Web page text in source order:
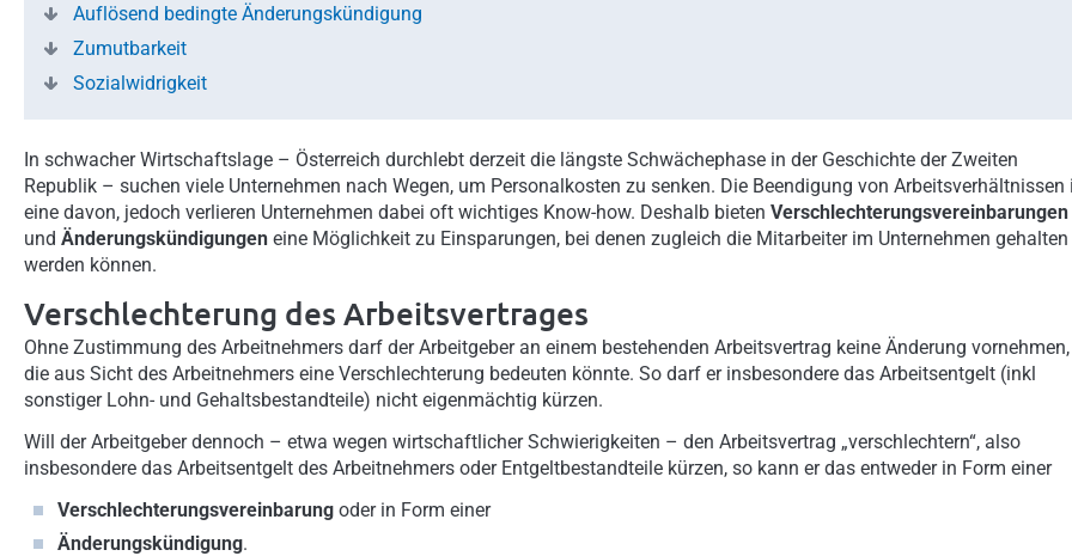
Auflösend bedingte Änderungskündigung
Zumutbarkeit
Sozialwidrigkeit
In schwacher Wirtschaftslage – Österreich durchlebt derzeit die längste Schwächephase in der Geschichte der Zweiten
Republik – suchen viele Unternehmen nach Wegen, um Personalkosten zu senken. Die Beendigung von Arbeitsverhältnissen
eine davon, jedoch verlieren Unternehmen dabei oft wichtiges Know-how. Deshalb bieten Verschlechterungsvereinbarungen
und Änderungskündigungen eine Möglichkeit zu Einsparungen, bei denen zugleich die Mitarbeiter im Unternehmen gehalten
werden können.
Verschlechterung des Arbeitsvertrages
Ohne Zustimmung des Arbeitnehmers darf der Arbeitgeber an einem bestehenden Arbeitsvertrag keine Änderung vornehmen,
die aus Sicht des Arbeitnehmers eine Verschlechterung bedeuten könnte. So darf er insbesondere das Arbeitsentgelt (inkl
sonstiger Lohn- und Gehaltsbestandteile) nicht eigenmächtig kürzen.
Will der Arbeitgeber dennoch – etwa wegen wirtschaftlicher Schwierigkeiten – den Arbeitsvertrag „verschlechtern“, also
insbesondere das Arbeitsentgelt des Arbeitnehmers oder Entgeltbestandteile kürzen, so kann er das entweder in Form einer
Verschlechterungsvereinbarung oder in Form einer
Änderungskündigung.